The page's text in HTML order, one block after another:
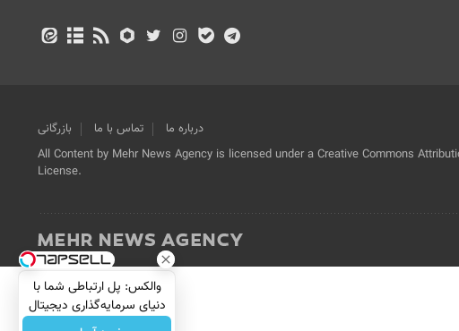
درباره ما تماس با ما
بازرگانی
All Content by Mehr News Agency is licensed under a Creative Commons
License.
والکس: پل ارتباطی شما با
دنیای سرمایه‌گذاری دیجیتال